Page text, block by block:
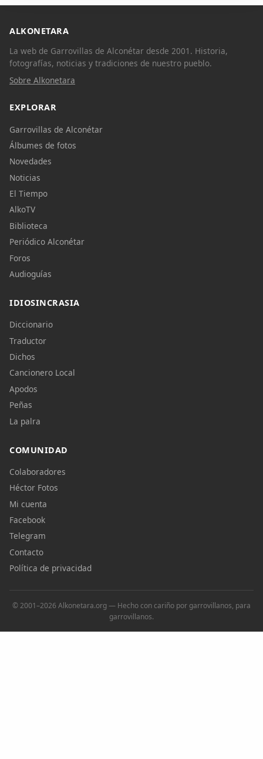
ALKONETARA
La web de Garrovillas de Alconétar desde 2001. Historia,
fotografías, noticias y tradiciones de nuestro pueblo.
Sobre Alkonetara
EXPLORAR
Garrovillas de Alconétar
Álbumes de fotos
Novedades
Noticias
El Tiempo
AlkoTV
Biblioteca
Periódico Alconétar
Foros
Audioguías
IDIOSINCRASIA
Diccionario
Traductor
Dichos
Cancionero Local
Apodos
Peñas
La palra
COMUNIDAD
Colaboradores
Héctor Fotos
Mi cuenta
Facebook
Telegram
Contacto
Política de privacidad
© 2001–2026 Alkonetara.org — Hecho con cariño por garrovillanos, para
garrovillanos.